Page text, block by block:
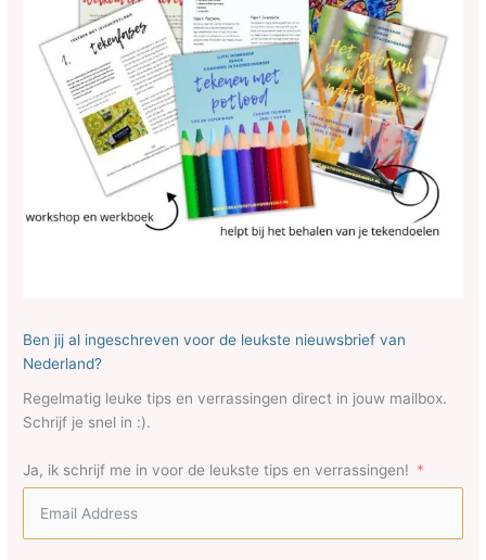
Ben jij al ingeschreven voor de leukste nieuwsbrief van
Nederland?
Regelmatig leuke tips en verrassingen direct in jouw mailbox.
Schrijf je snel in :).
Ja, ik schrijf me in voor de leukste tips en verrassingen!